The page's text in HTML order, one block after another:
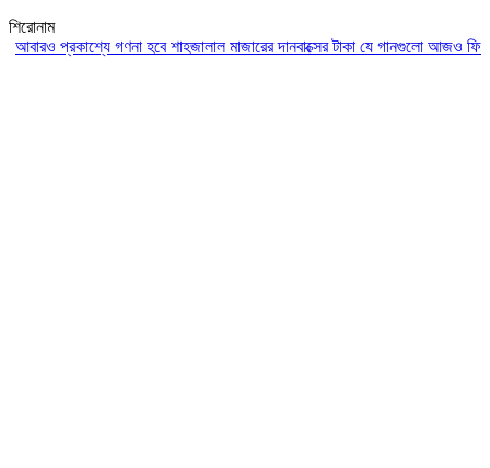
শিরোনাম
প্রকাশ্যে গণনা হবে শাহজালাল মাজারের দানবাক্সের টাকাযে গানগুলো আজও ফিরিয়ে